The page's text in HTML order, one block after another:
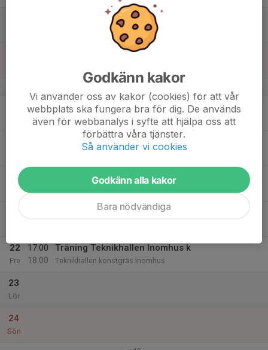
Träningsmatch Söderköping
17:00
18:00
Träning Ektorp IP Konstgräs
Ektorp IP konstgräs
20
Ons
Träningsmatch Jaguar
22
Fre
17:00
18:00
Träning Teknikhallen Inomhus k
Teknikhallen konstgräs inomhus
23
Lör
24
Sön
Godkänn kakor
Vi använder oss av kakor (cookies) för att vår
webbplats ska fungera bra för dig. De används
även för webbanalys i syfte att hjälpa oss att
förbättra våra tjänster.
Så använder vi cookies
Godkänn alla kakor
Bara nödvändiga